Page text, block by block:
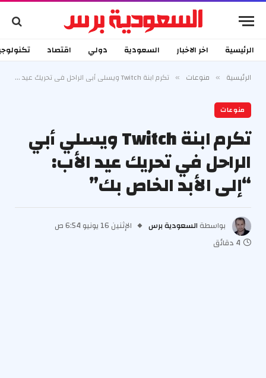
الرئيسية اخر الاخبار السعودية دولي اقتصاد
الرئيسية » منوعات » تكرم ابنة Twitch ويسلي أبي الراحل في تحريك عيد الأب: “إلى الأبد الخاص بك”
منوعات
تكرم ابنة Twitch ويسلي أبي
الراحل في تحريك عيد الأب:
“إلى الأبد الخاص بك”
بواسطة السعودية برس
الإثنين 16 يونيو 6:54 ص
4 دقائق